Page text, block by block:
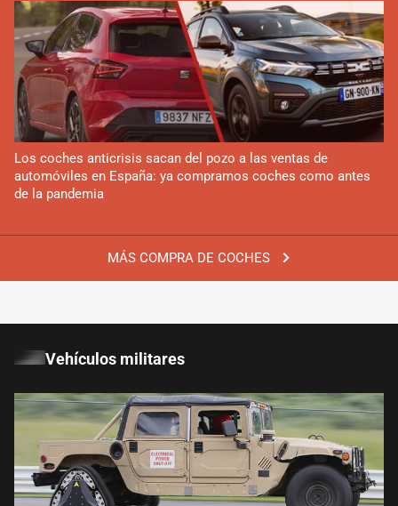
MÁS COMPRA DE COCHES
Los coches anticrisis sacan del pozo a las ventas de
automóviles en España: ya compramos coches como antes
de la pandemia
Vehículos militares